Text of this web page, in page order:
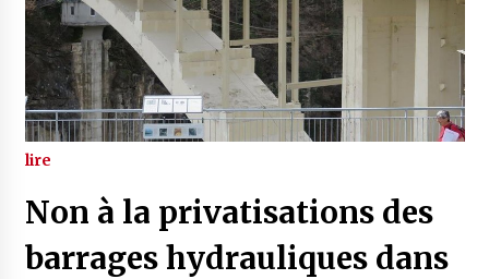
lire
Non à la privatisations des
barrages hydrauliques dans